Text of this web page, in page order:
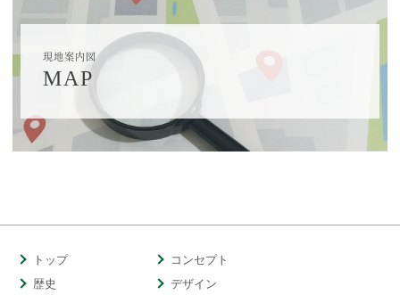
現地案内図
MAP
トップ
コンセプト
歴史
デザイン